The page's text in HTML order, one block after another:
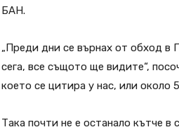
БАН.
„Преди дни се върнах от обход в
сега, все същото ще видите“,
което се цитира у нас, или около
Така почти не е останало кътче в